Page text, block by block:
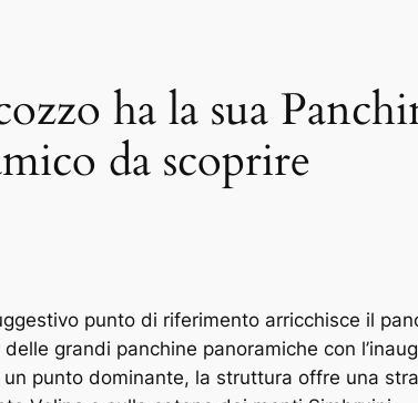
ha la sua
da scoprire
punto di riferimento arricchisce il
grandi panchine panoramiche con
un punto dominante, la struttura offre una